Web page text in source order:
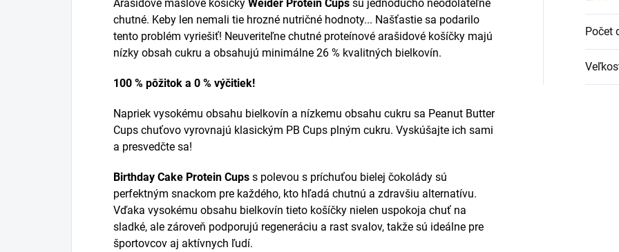
Arašidové maslové košíčky Weider Protein Cups sú jednoducho neodolateľne
chutné. Keby len nemali tie hrozné nutričné hodnoty... Našťastie sa podarilo
tento problém vyriešiť! Neuveriteľne chutné proteínové arašidové košíčky majú
nízky obsah cukru a obsahujú minimálne 26 % kvalitných bielkovín.
100 % pôžitok a 0 % výčitiek!
Napriek vysokému obsahu bielkovín a nízkemu obsahu cukru sa Peanut Butter
Cups chuťovo vyrovnajú klasickým PB Cups plným cukru. Vyskúšajte ich sami
a presvedčte sa!
Birthday Cake Protein Cups s polevou s príchuťou bielej čokolády sú
perfektným snackom pre každého, kto hľadá chutnú a zdravšiu alternatívu.
Vďaka vysokému obsahu bielkovín tieto košíčky nielen uspokoja chuť na
sladké, ale zároveň podporujú regeneráciu a rast svalov, takže sú ideálne pre
športovcov aj aktívnych ľudí.
Počet